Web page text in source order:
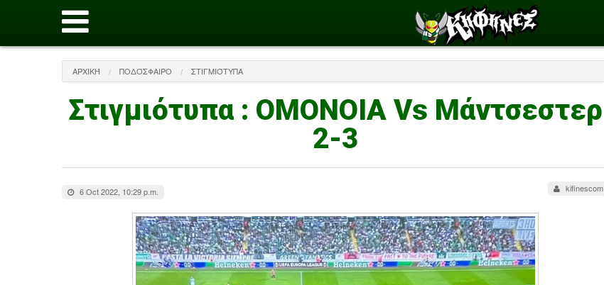
ΑΡΧΙΚΉ ΠΟΔΌΣΦΑΙΡΟ ΣΤΙΓΜΙΌΤΥΠΑ
Στιγμιότυπα : ΟΜΟΝΟΙΑ Vs Μάντσεστερ
2-3
6 Oct 2022, 10:29 p.m. kifinescom